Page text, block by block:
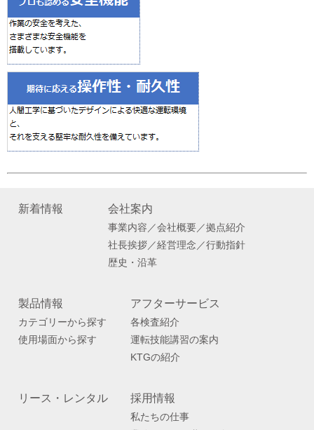
新着情報 会社案内
事業内容／会社概要／拠点紹介
社長挨拶／経営理念／行動指針
歴史・沿革
製品情報
カテゴリーから探す
使用場面から探す
アフターサービス
各検査紹介
運転技能講習の案内
KTGの紹介
リース・レンタル 採用情報
私たちの仕事